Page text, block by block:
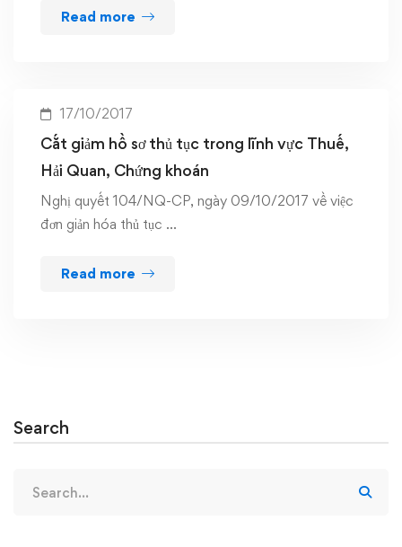
Read more
17/10/2017
Cắt giảm hồ sơ thủ tục trong lĩnh vực Thuế,
Hải Quan, Chứng khoán
Nghị quyết 104/NQ-CP, ngày 09/10/2017 về việc
đơn giản hóa thủ tục …
Read more
Search
for: